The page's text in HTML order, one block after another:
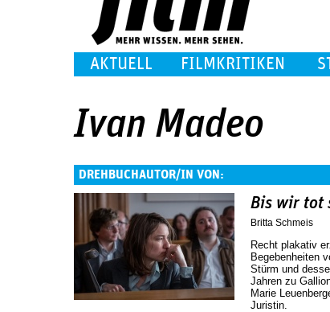
AKTUELL FILMKRITIKEN
Ivan Madeo
DREHBUCHAUTOR/IN VON:
Bis wir tot
Britta Schmeis
Recht plakativ
Begebenheiten
Stürm und
Jahren zu
Marie
Juristin.